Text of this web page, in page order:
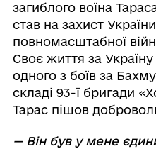
загиблого воїна
став на захист
повномасштабної
Своє життя за Україну
одного з боїв за
складі 93-ї бригади
Тарас пішов
— Він був у мене